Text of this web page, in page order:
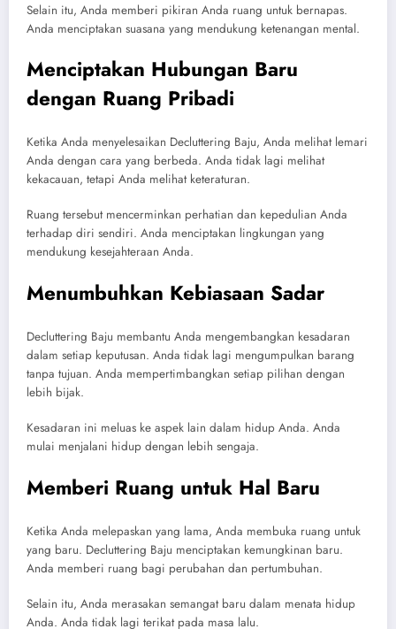
Selain itu, Anda memberi pikiran Anda ruang untuk bernapas.
Anda menciptakan suasana yang mendukung ketenangan mental.
Menciptakan Hubungan Baru
dengan Ruang Pribadi
Ketika Anda menyelesaikan Decluttering Baju, Anda melihat lemari
Anda dengan cara yang berbeda. Anda tidak lagi melihat
kekacauan, tetapi Anda melihat keteraturan.
Ruang tersebut mencerminkan perhatian dan kepedulian Anda
terhadap diri sendiri. Anda menciptakan lingkungan yang
mendukung kesejahteraan Anda.
Menumbuhkan Kebiasaan Sadar
Decluttering Baju membantu Anda mengembangkan kesadaran
dalam setiap keputusan. Anda tidak lagi mengumpulkan barang
tanpa tujuan. Anda mempertimbangkan setiap pilihan dengan
lebih bijak.
Kesadaran ini meluas ke aspek lain dalam hidup Anda. Anda
mulai menjalani hidup dengan lebih sengaja.
Memberi Ruang untuk Hal Baru
Ketika Anda melepaskan yang lama, Anda membuka ruang untuk
yang baru. Decluttering Baju menciptakan kemungkinan baru.
Anda memberi ruang bagi perubahan dan pertumbuhan.
Selain itu, Anda merasakan semangat baru dalam menata hidup
Anda. Anda tidak lagi terikat pada masa lalu.